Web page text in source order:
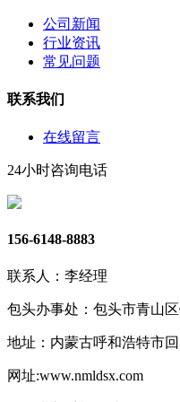
公司新闻
行业资讯
常见问题
联系我们
在线留言
24小时咨询电话
156-6148-8883
联系人：李经理
包头办事处：包头市青山
地址：内蒙古呼和浩特市
网址:www.nmldsx.com